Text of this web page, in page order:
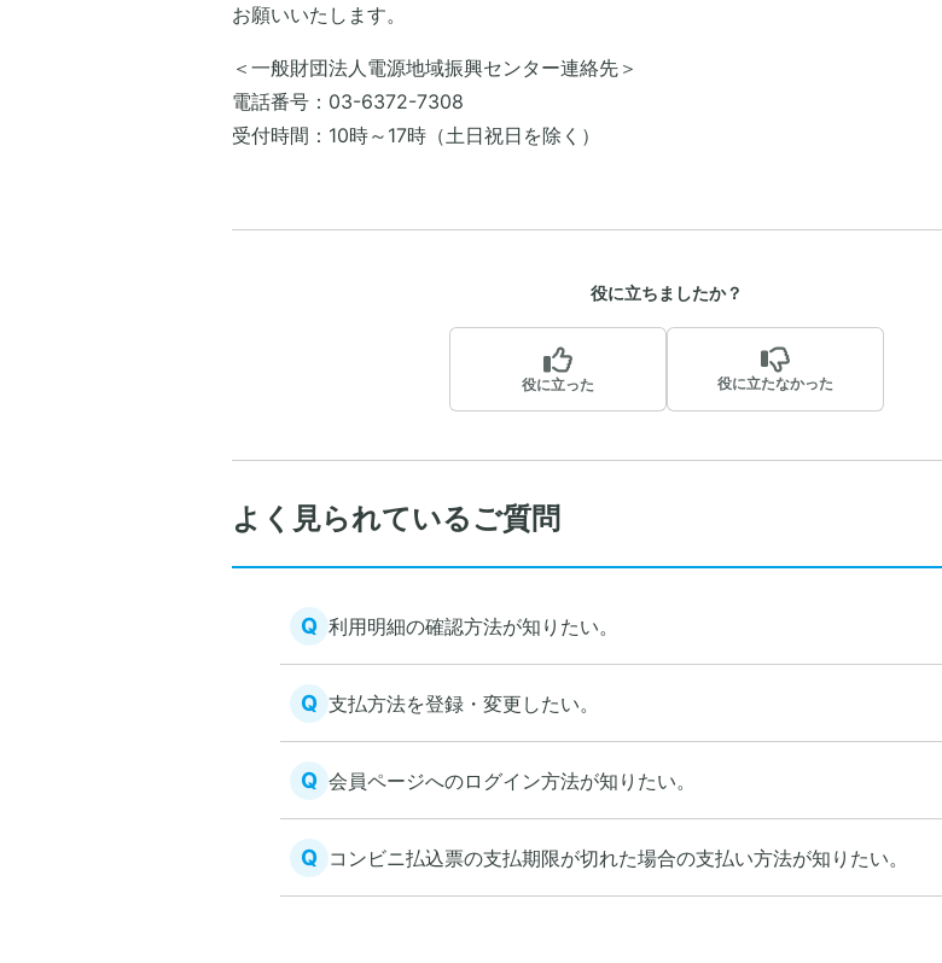
お願いいたします。
＜一般財団法人電源地域振興センター連絡先＞
電話番号：03-6372-7308
受付時間：10時～17時（土日祝日を除く）
役に立ちましたか？
役に立った 役に立たなかった
よく見られているご質問
Q 利用明細の確認方法が知りたい。
Q 支払方法を登録・変更したい。
Q 会員ページへのログイン方法が知りたい。
Q コンビニ払込票の支払期限が切れた場合の支払い方法が知りたい。